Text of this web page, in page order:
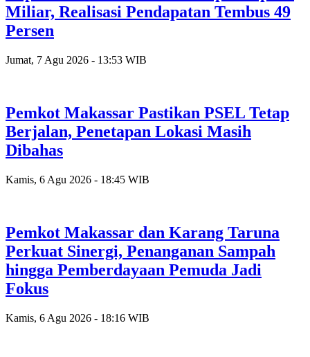
Miliar, Realisasi Pendapatan Tembus 49
Persen
Jumat, 7 Agu 2026 - 13:53 WIB
Pemkot Makassar Pastikan PSEL Tetap
Berjalan, Penetapan Lokasi Masih
Dibahas
Kamis, 6 Agu 2026 - 18:45 WIB
Pemkot Makassar dan Karang Taruna
Perkuat Sinergi, Penanganan Sampah
hingga Pemberdayaan Pemuda Jadi
Fokus
Kamis, 6 Agu 2026 - 18:16 WIB